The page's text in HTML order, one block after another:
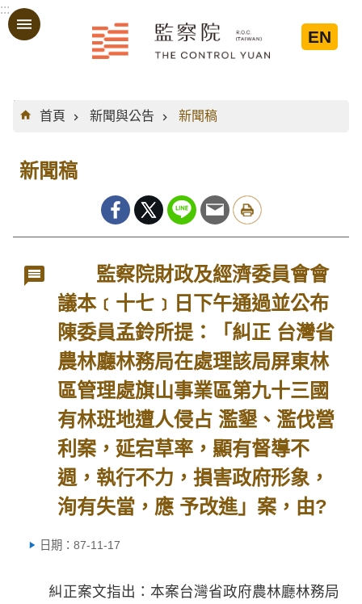
跳到主要內容區塊
:::
EN
:::
首頁
新聞與公告 新聞稿
新聞稿
監察院財政及經濟委員會會
議本﹝十七﹞日下午通過並公布
陳委員孟鈴所提：「糾正 台灣省
農林廳林務局在處理該局屏東林
區管理處旗山事業區第九十三國
有林班地遭人侵占 濫墾、濫伐營
利案，延宕草率，顯有督導不
週，執行不力，損害政府形象，
洵有失當，應 予改進」案，由?
日期：87-11-17
糾正案文指出：本案台灣省政府農林廳林務局